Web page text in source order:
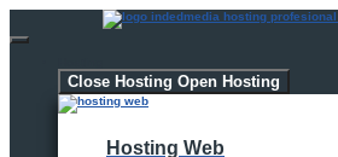
Close Hosting Open Hosting
Hosting Web